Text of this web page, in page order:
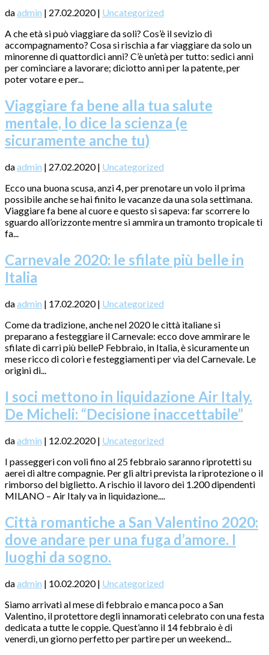
daadmin | 27.02.2020| Uncategorized
A che età si può viaggiare da soli? Cos’è il sevizio di
accompagnamento? Cosa si rischia a far viaggiare da solo un
minorenne di quattordici anni? C’è un’età per tutto: sedici anni
per cominciare a lavorare; diciotto anni per la patente, per
poter votare e per...
Viaggiare fa bene alla tua salute
mentale, lo dice la scienza (e
sicuramente anche tu)
daadmin | 27.02.2020| Uncategorized
Ecco una buona scusa, anzi 4, per prenotare un volo il prima
possibile anche se hai finito le vacanze da una sola settimana.
Viaggiare fa bene al cuore e questo si sapeva: far scorrere lo
sguardo all’orizzonte mentre si ammira un tramonto tropicale ti
fa...
Carnevale 2020: le sfilate più belle in
Italia
daadmin | 17.02.2020| Uncategorized
Come da tradizione, anche nel 2020 le città italiane si
preparano a festeggiare il Carnevale: ecco dove ammirare le
sfilate di carri più belleP Febbraio, in Italia, è sicuramente un
mese ricco di colori e festeggiamenti per via del Carnevale. Le
origini di...
I soci mettono in liquidazione Air Italy.
De Micheli: “Decisione inaccettabile”
daadmin | 12.02.2020| Uncategorized
I passeggeri con voli fino al 25 febbraio saranno riprotetti su
aerei di altre compagnie. Per gli altri prevista la riprotezione o il
rimborso del biglietto. A rischio il lavoro dei 1.200 dipendenti
MILANO – Air Italy va in liquidazione....
Città romantiche a San Valentino 2020:
dove andare per una fuga d’amore. I
luoghi da sogno.
daadmin | 10.02.2020| Uncategorized
Siamo arrivati al mese di febbraio e manca poco a San
Valentino, il protettore degli innamorati celebrato con una festa
dedicata a tutte le coppie. Quest’anno il 14 febbraio è di
venerdì, un giorno perfetto per partire per un weekend...